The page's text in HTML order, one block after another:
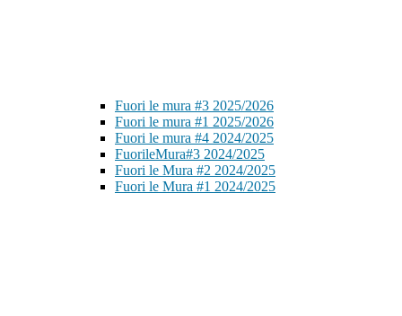
Fuori le mura #3 2025/2026
Fuori le mura #1 2025/2026
Fuori le mura #4 2024/2025
FuorileMura#3 2024/2025
Fuori le Mura #2 2024/2025
Fuori le Mura #1 2024/2025